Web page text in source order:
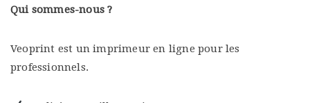
Qui sommes-nous ?
Veoprint est un imprimeur en ligne pour les
professionnels.